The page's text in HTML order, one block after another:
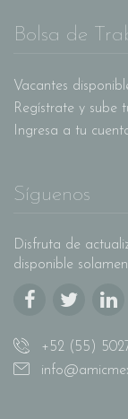
Bolsa de
Vacantes
Regístrate y sube
Ingresa a tu
Síguenos
Disfruta de
disponible
+52 (55)